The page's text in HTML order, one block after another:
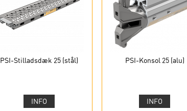
PSI-Stilladsdæk 25 (stål)
INFO
PSI-Konsol 25 (alu)
INFO